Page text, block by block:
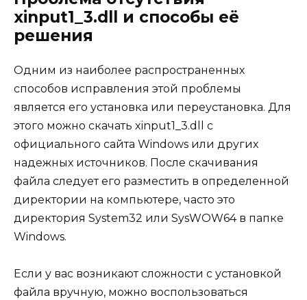
xinput1_3.dll и способы её
решения
Одним из наиболее распространенных
способов исправления этой проблемы
является его установка или переустановка. Для
этого можно скачать xinput1_3.dll с
официального сайта Windows или других
надежных источников. После скачивания
файла следует его разместить в определенной
директории на компьютере, часто это
директория System32 или SysWOW64 в папке
Windows.
Если у вас возникают сложности с установкой
файла вручную, можно воспользоваться